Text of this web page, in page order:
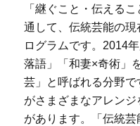
「継ぐこと・伝える
通して、伝統芸能の
ログラムです。2014
落語」「和妻×奇術」
芸」と呼ばれる分野
がさまざまなアレン
があります。「伝統